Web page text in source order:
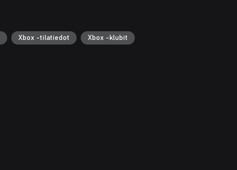
Xbox -tilatiedot Xbox -klubit